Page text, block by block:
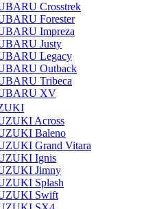
Crosstrek
Forester
Impreza
Justy
Legacy
Outback
Tribeca
XV
Across
Baleno
Grand Vitara
Ignis
Jimny
Splash
Swift